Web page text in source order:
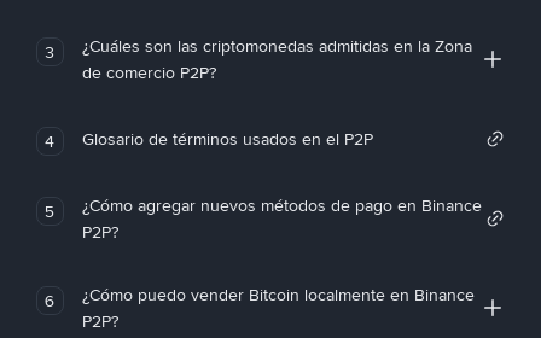
3
¿Cuáles son las criptomonedas admitidas en la Zona
de comercio P2P?
4 Glosario de términos usados en el P2P
5
¿Cómo agregar nuevos métodos de pago en Binance
P2P?
6
¿Cómo puedo vender Bitcoin localmente en Binance
P2P?